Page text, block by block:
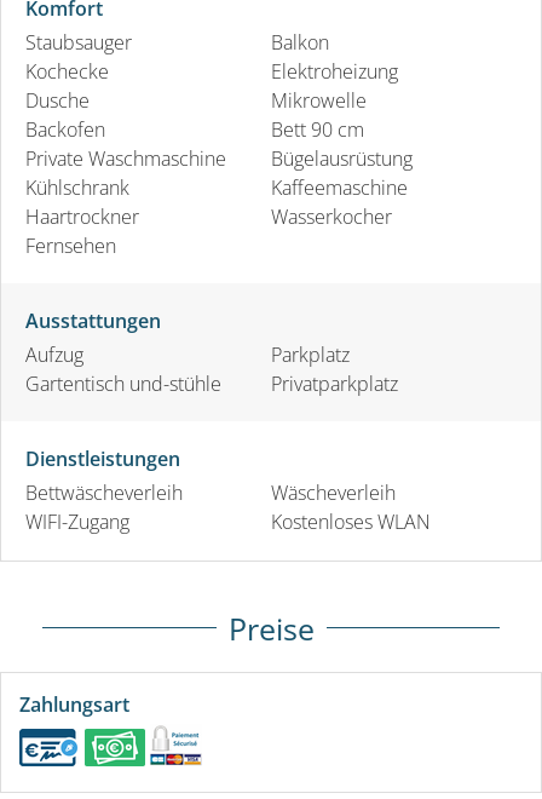
Komfort
Staubsauger
Kochecke
Dusche
Backofen
Private Waschmaschine
Kühlschrank
Haartrockner
Fernsehen
Balkon
Elektroheizung
Mikrowelle
Bett 90 cm
Bügelausrüstung
Kaffeemaschine
Wasserkocher
Ausstattungen
Aufzug
Gartentisch und-stühle
Parkplatz
Privatparkplatz
Dienstleistungen
Bettwäscheverleih
WIFI-Zugang
Wäscheverleih
Kostenloses WLAN
Preise
Zahlungsart